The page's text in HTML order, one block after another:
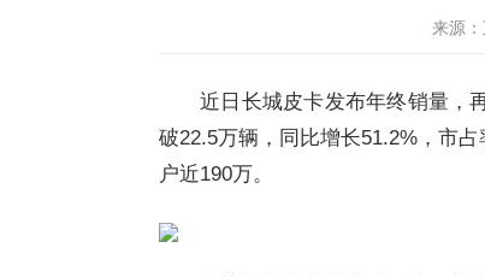
来源
近日长城皮卡发布年终销量，
破22.5万辆，同比增长51.2%，市
户近190万。